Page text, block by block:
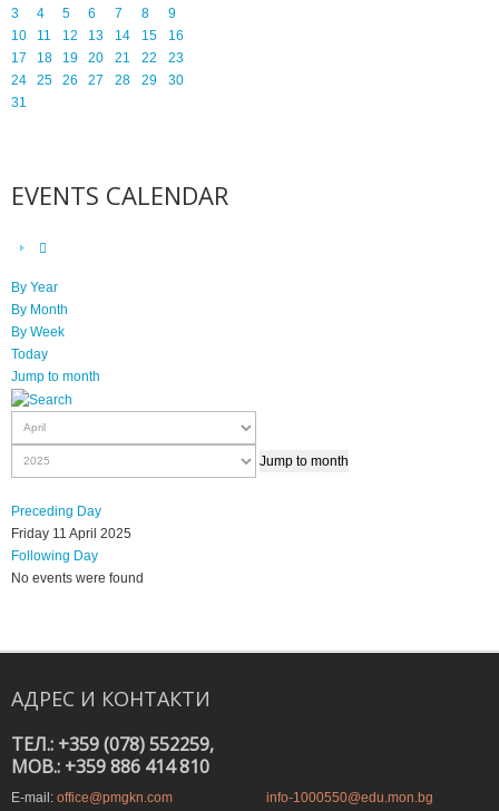
3
4 5 6 7 8
9
10
11 12 13 14 15
16
17
18 19 20 21 22
23
24
25 26 27 28 29
30
31
EVENTS CALENDAR
By Year
By Month
By Week
Today
Jump to month
Jump to month
Preceding Day
Friday 11 April 2025
Following Day
No events were found
АДРЕС И КОНТАКТИ
ТЕЛ.: +359 (078) 552259,
MOB.: +359 886 414 810
E-mail: office@pmgkn.com
info-1000550@edu.mon.bg